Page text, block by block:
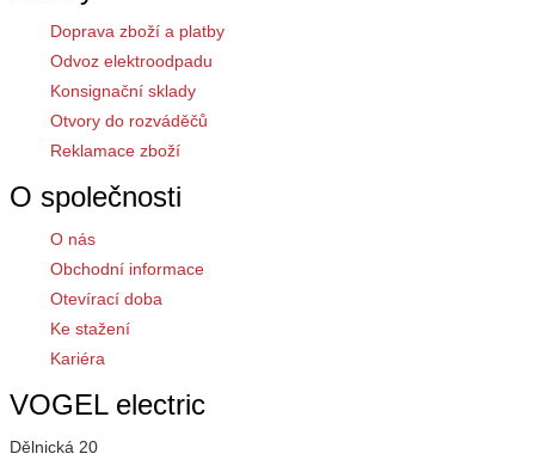
Doprava zboží a platby
Odvoz elektroodpadu
Konsignační sklady
Otvory do rozváděčů
Reklamace zboží
O společnosti
O nás
Obchodní informace
Otevírací doba
Ke stažení
Kariéra
VOGEL electric
Dělnická 20